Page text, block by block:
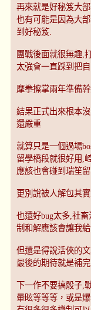
再來就是好秘笈大
也有可能是因為大
到好秘笈.
團戰後面就很無趣,
太強會一直踩到把
摩拳擦掌兩年準備
結果正式出來根本
還嚴重
就算只是一個過場
留學橋段就很好用,
應該也會碰到瑞笙
更別說被人解包其
也還好bug太多,社
制和解應該會讓我
但還是得說活俠的
最後的期待就是補
下一作不要搞骰子,
暈眩等等等，或是